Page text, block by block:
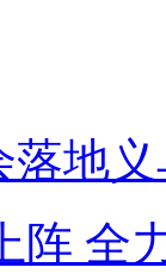
落地
阵 全